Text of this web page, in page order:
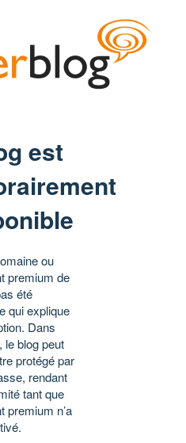
est
ou
premium de
été
qui explique
Dans
le blog peut
protégé par
rendant
tant que
premium n’a